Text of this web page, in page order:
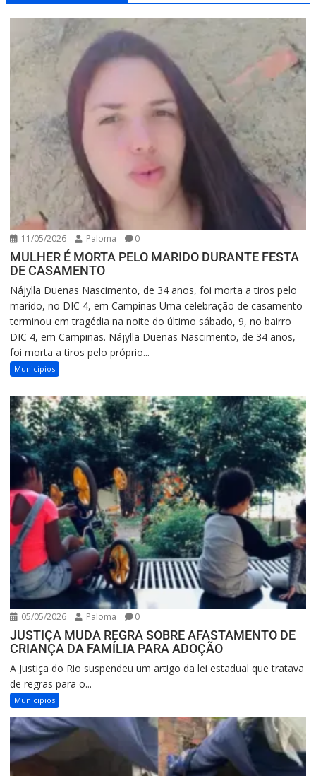
11/05/2026 Paloma 0
MULHER É MORTA PELO MARIDO DURANTE FESTA
DE CASAMENTO
Nájylla Duenas Nascimento, de 34 anos, foi morta a tiros pelo
marido, no DIC 4, em Campinas Uma celebração de casamento
terminou em tragédia na noite do último sábado, 9, no bairro
DIC 4, em Campinas. Nájylla Duenas Nascimento, de 34 anos,
foi morta a tiros pelo próprio...
Municipios
05/05/2026 Paloma 0
JUSTIÇA MUDA REGRA SOBRE AFASTAMENTO DE
CRIANÇA DA FAMÍLIA PARA ADOÇÃO
A Justiça do Rio suspendeu um artigo da lei estadual que tratava
de regras para o...
Municipios